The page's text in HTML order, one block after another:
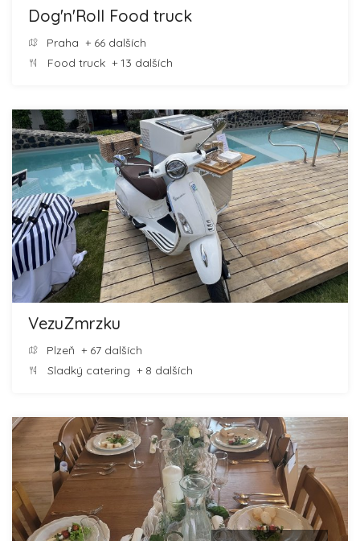
Dog'n'Roll Food truck
Praha + 66 dalších
Food truck + 13 dalších
VezuZmrzku
Plzeň + 67 dalších
Sladký catering + 8 dalších